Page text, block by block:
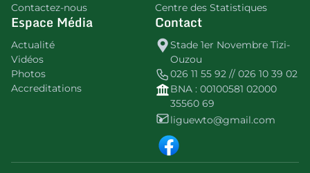
Contactez-nous
Centre des Statistiques
Espace Média
Actualité
Vidéos
Photos
Accreditations
Contact
Stade 1er Novembre Tizi-
Ouzou
026 11 55 92 // 026 10 39 02
BNA : 00100581 02000
35560 69
liguewto@gmail.com